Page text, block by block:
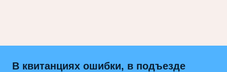
В квитанциях ошибки, в подъезде